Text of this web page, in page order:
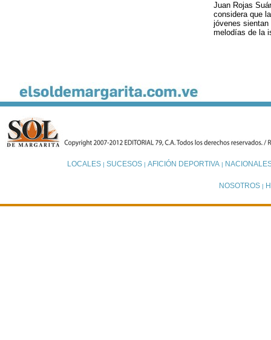
Juan Rojas
considera que
jóvenes
melodías de la
LOCALES| SUCESOS| AFICIÓN DEPORTIVA|
NOSOTROS |